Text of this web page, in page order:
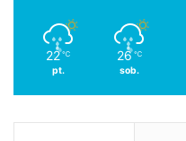
22 ℃
pt.
26 ℃
sob.